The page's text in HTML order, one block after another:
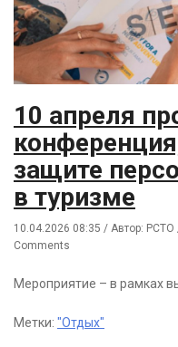
10 апреля
защите
в туризме
10.04.2026 08:35 / Автор: РСТО
Comments
Мероприятие – в рамках
Метки: "Отдых"